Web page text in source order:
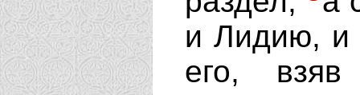
и Лидию, и
его,